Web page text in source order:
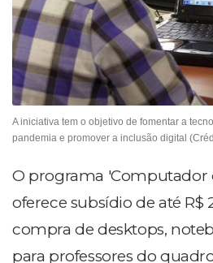
A iniciativa tem o objetivo de fomentar a
pandemia e promover a inclusão digital
O programa 'Computador
oferece subsídio de até R$
compra de desktops,
para professores do